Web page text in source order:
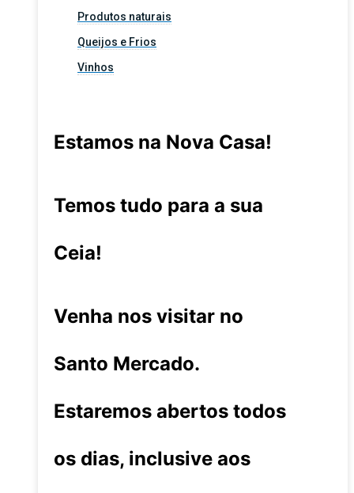
Produtos naturais
Queijos e Frios
Vinhos
Estamos na Nova Casa!
Temos tudo para a sua
Ceia!
Venha nos visitar no
Santo Mercado.
Estaremos abertos todos
os dias, inclusive aos